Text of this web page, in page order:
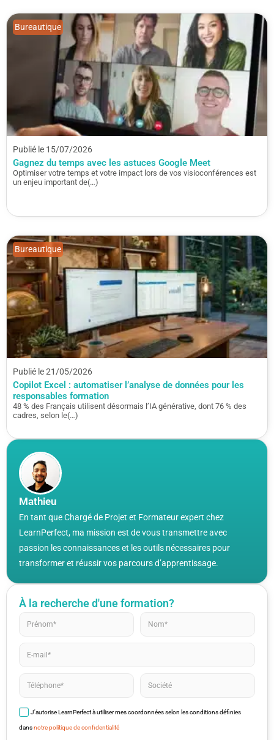
Mathieu
En tant que Chargé de Projet et Formateur expert chez
LearnPerfect, ma mission est de vous transmettre avec
passion les connaissances et les outils nécessaires pour
transformer et réussir vos parcours d’apprentissage.
À la recherche d'une formation?
J'autorise LearnPerfect à utiliser mes coordonnées selon les conditions définies
dansnotre politique de confidentialité
Publié le 15/07/2026
Gagnez du temps avec les astuces Google Meet
Optimiser votre temps et votre impact lors de vos visioconférences est
un enjeu important de(…)
Bureautique
Publié le 21/05/2026
Copilot Excel : automatiser l’analyse de données pour les
responsables formation
48 % des Français utilisent désormais l’IA générative, dont 76 % des
cadres, selon le(…)
Bureautique